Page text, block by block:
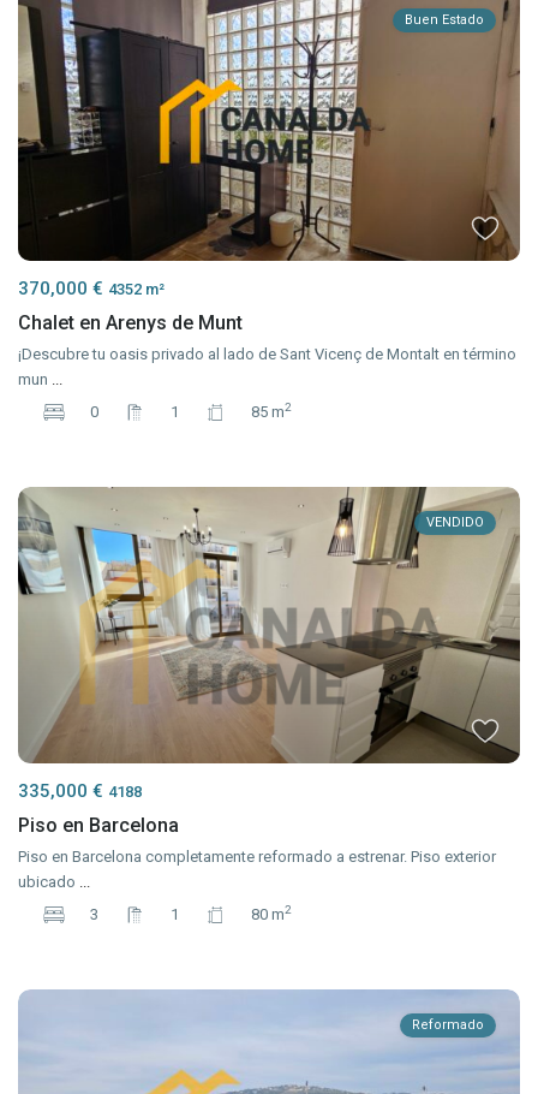
Buen Estado
370,000 € 4352 m²
Chalet en Arenys de Munt
¡Descubre tu oasis privado al lado de Sant Vicenç de Montalt en término
mun ...
0
1 85 m2
VENDIDO
335,000 € 4188
Piso en Barcelona
Piso en Barcelona completamente reformado a estrenar. Piso exterior
ubicado ...
3
1 80 m2
Reformado